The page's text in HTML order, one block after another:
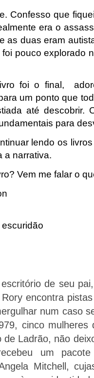
Confesso que
era o
as duas eram
pouco explorado
foi o final,
um ponto que
até descobrir.
para
lendo os
a narrativa.
Vem me falar o
de seu
encontra
num caso
cinco mulheres
de Ladrão, não
um
Mitchell,